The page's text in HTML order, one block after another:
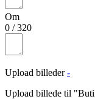
Om
0 /320
Upload billeder -
Upload billede til